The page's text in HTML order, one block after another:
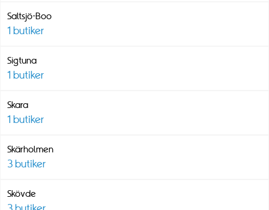
Saltsjö-Boo
1 butiker
Sigtuna
1 butiker
Skara
1 butiker
Skärholmen
3 butiker
Skövde